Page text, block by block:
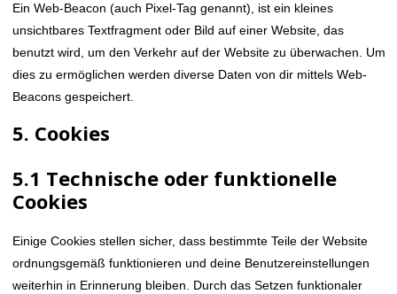
Ein Web-Beacon (auch Pixel-Tag genannt), ist ein kleines
unsichtbares Textfragment oder Bild auf einer Website, das
benutzt wird, um den Verkehr auf der Website zu überwachen. Um
dies zu ermöglichen werden diverse Daten von dir mittels Web-
Beacons gespeichert.
5. Cookies
5.1 Technische oder funktionelle
Cookies
Einige Cookies stellen sicher, dass bestimmte Teile der Website
ordnungsgemäß funktionieren und deine Benutzereinstellungen
weiterhin in Erinnerung bleiben. Durch das Setzen funktionaler